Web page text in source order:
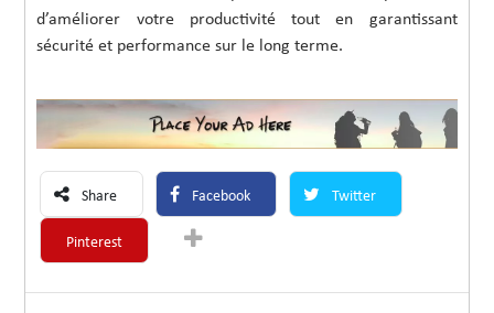
d’améliorer votre productivité tout en garantissant
sécurité et performance sur le long terme.
Share Facebook Twitter
Pinterest